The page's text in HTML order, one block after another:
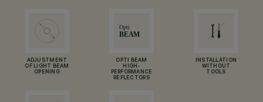
ADJUSTMENT
OF LIGHT BEAM
OPENING
OPTI BEAM
HIGH-
PERFORMANCE
REFLECTORS
INSTALLATION
WITHOUT
TOOLS